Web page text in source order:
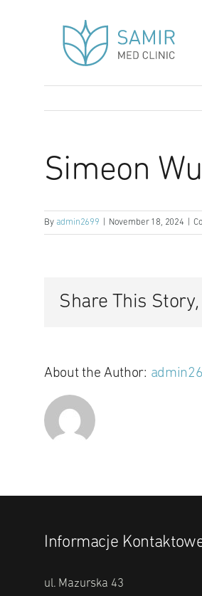
Simeon
By admin2699 November 18, 2024
Share This
About the Author:
Informacje
ul. Mazurska 43